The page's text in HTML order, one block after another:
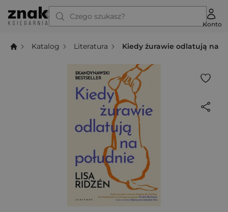
Czego szukasz?
Konto
Katalog Literatura Kiedy żurawie odlatują na